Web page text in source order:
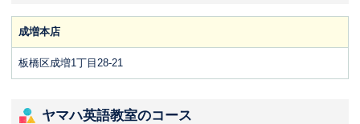
成増本店
板橋区成増1丁目28-21
ヤマハ英語教室のコース